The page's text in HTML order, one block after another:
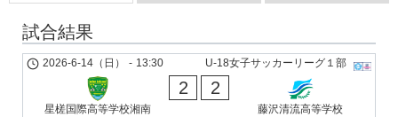
試合結果
U-18女子サッカーリーグ１部
2026-6-14（日） - 13:30
星槎国際高等学校湘南
2 2
藤沢清流高等学校